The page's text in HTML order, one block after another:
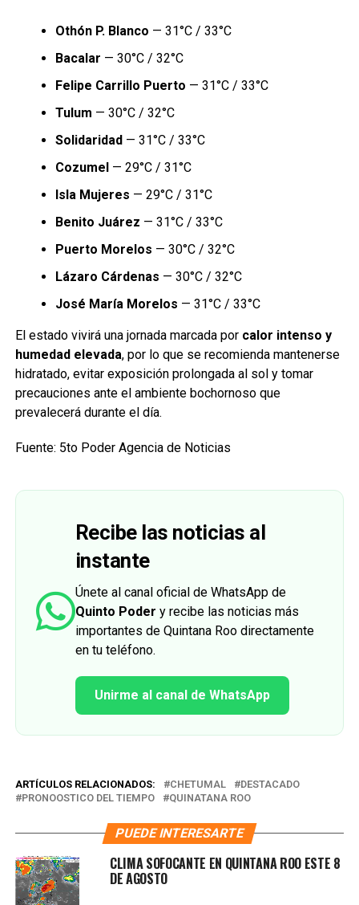
Othón P. Blanco — 31°C / 33°C
Bacalar — 30°C / 32°C
Felipe Carrillo Puerto — 31°C / 33°C
Tulum — 30°C / 32°C
Solidaridad— 31°C / 33°C
Cozumel— 29°C / 31°C
Isla Mujeres — 29°C / 31°C
Benito Juárez — 31°C / 33°C
Puerto Morelos — 30°C / 32°C
Lázaro Cárdenas — 30°C / 32°C
José María Morelos — 31°C / 33°C
El estado vivirá una jornada marcada por calor intenso y
humedad elevada, por lo que se recomienda mantenerse
hidratado, evitar exposición prolongada al sol y tomar
precauciones ante el ambiente bochornoso que
prevalecerá durante el día.
Fuente: 5to Poder Agencia de Noticias
Recibe las noticias al
instante
Únete al canal oficial de WhatsApp de
Quinto Poder y recibe las noticias más
importantes de Quintana Roo directamente
en tu teléfono.
Unirme al canal de WhatsApp
ARTÍCULOS RELACIONADOS: CHETUMAL
DESTACADO
PRONOOSTICO DEL TIEMPO
QUINATANA ROO
PUEDE INTERESARTE
CLIMA SOFOCANTE EN QUINTANA ROO ESTE 8
DE AGOSTO